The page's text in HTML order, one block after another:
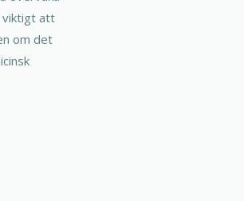
viktigt att
om det